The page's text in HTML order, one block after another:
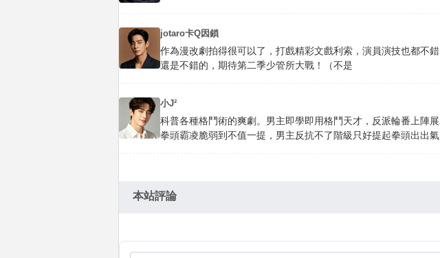
jotaro卡Q因鎖
作為漫改劇拍得很可以了，打戲精彩文戲利索，演員演技也都不
還是不錯的，期待第二季少管所大戰！（不是
小J²
科普各種格鬥術的爽劇。男主即學即用格鬥天才，反派輪番上陣
拳頭霸凌脆弱到不值一提，男主反抗不了階級只好提起拳頭出出
本站評論